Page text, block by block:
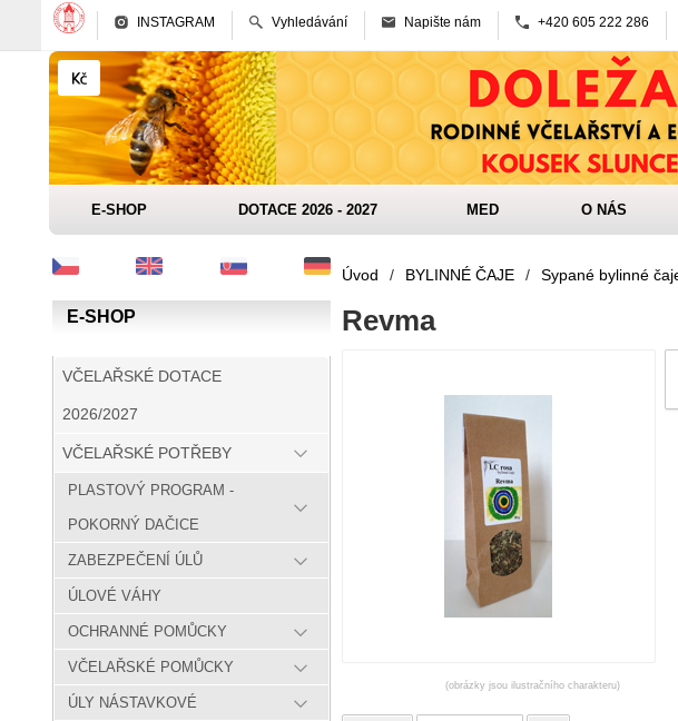
INSTAGRAM Vyhledávání Napište nám +420 605 222 286
E-SHOP DOTACE 2026 - 2027 MED O NÁS
E-SHOP
VČELAŘSKÉ DOTACE
2026/2027
VČELAŘSKÉ POTŘEBY
PLASTOVÝ PROGRAM -
POKORNÝ DAČICE
ZABEZPEČENÍ ÚLŮ
ÚLOVÉ VÁHY
OCHRANNÉ POMŮCKY
VČELAŘSKÉ POMŮCKY
ÚLY NÁSTAVKOVÉ
Úvod / BYLINNÉ ČAJE / Sypané bylinné
Revma
(obrázky jsou ilustračního charakteru)